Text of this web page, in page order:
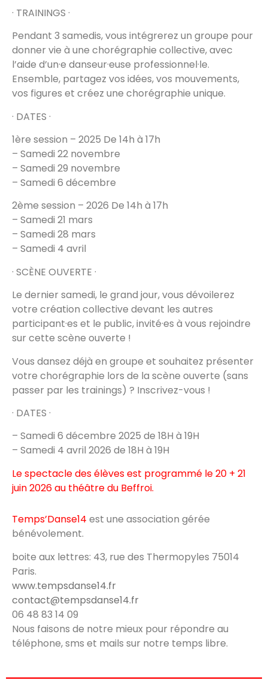
· TRAININGS ·
Pendant 3 samedis, vous intégrerez un groupe pour
donner vie à une chorégraphie collective, avec
l’aide d’un·e danseur·euse professionnel·le.
Ensemble, partagez vos idées, vos mouvements,
vos figures et créez une chorégraphie unique.
· DATES ·
1ère session – 2025 De 14h à 17h
– Samedi 22 novembre
– Samedi 29 novembre
– Samedi 6 décembre
2ème session – 2026 De 14h à 17h
– Samedi 21 mars
– Samedi 28 mars
– Samedi 4 avril
· SCÈNE OUVERTE ·
Le dernier samedi, le grand jour, vous dévoilerez
votre création collective devant les autres
participant·es et le public, invité·es à vous rejoindre
sur cette scène ouverte !
Vous dansez déjà en groupe et souhaitez présenter
votre chorégraphie lors de la scène ouverte (sans
passer par les trainings) ? Inscrivez-vous !
· DATES ·
– Samedi 6 décembre 2025 de 18H à 19H
– Samedi 4 avril 2026 de 18H à 19H
Le spectacle des élèves est programmé le 20 + 21
juin 2026 au théâtre du Beffroi.
Temps’Danse14 est une association gérée
bénévolement.
boite aux lettres: 43, rue des Thermopyles 75014
Paris.
www.tempsdanse14.fr
contact@tempsdanse14.fr
‭06 48 83 14 09‬
Nous faisons de notre mieux pour répondre au
téléphone, sms et mails sur notre temps libre.